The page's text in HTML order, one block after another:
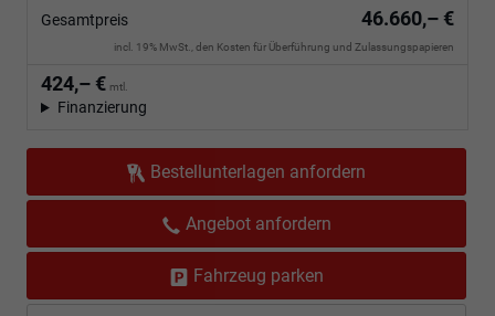
Gesamtpreis 46.660,– €
incl. 19% MwSt., den Kosten für Überführung und Zulassungspapieren
424,– € mtl.
Finanzierung
Bestellunterlagen anfordern
Angebot anfordern
Fahrzeug parken